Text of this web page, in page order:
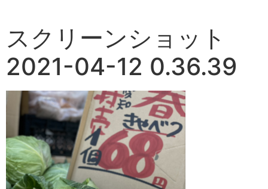
スクリーンショット
2021-04-12 0.36.39